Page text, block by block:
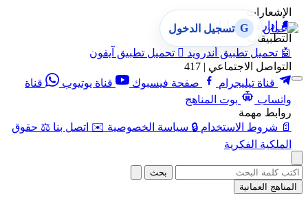
الإشعارات
🔔 إدارة الإشعارات
التطبيقات
🤖 تحميل تطبيق أندرويد  تحميل تطبيق آيفون
التواصل الاجتماعي | 417
قناة تيليجرام
صفحة فيسبوك قناة يوتيوب
قناة
واتساب
بوت المناهج
روابط مهمة
📄 شروط الاستخدام 🔒 سياسة الخصوصية ✉️ اتصل بنا ⚖️ حقوق
الملكية الفكرية
G تسجيل الدخول
بحث
المناهج العمانية